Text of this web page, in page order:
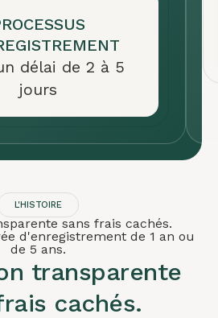
délai de 2 à 5
jours
L'HISTOIRE
sans frais cachés.
d'enregistrement de 1 an ou
de 5 ans.
transparente
cachés.